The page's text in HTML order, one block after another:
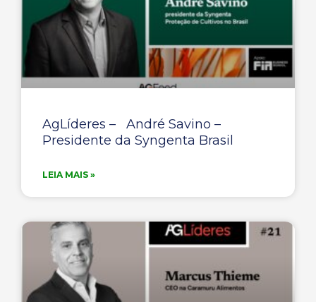
AgLíderes – André Savino –
Presidente da Syngenta Brasil
LEIA MAIS »